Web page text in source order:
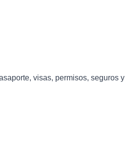
visas, permisos, seguros y